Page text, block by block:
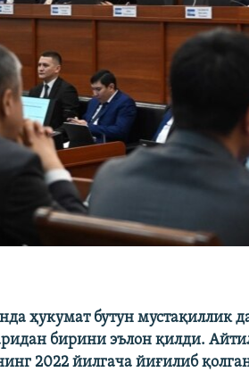
ҳукумат бутун мустақиллик
бирини эълон қилди.
2022 йилгача йиғилиб